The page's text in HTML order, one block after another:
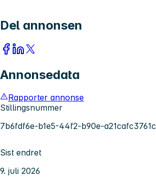
Del annonsen
Annonsedata
Rapporter annonse
Stillingsnummer
7b6fdf6e-b1e5-44f2-b90e-a21cafc3761c
Sist endret
9. juli 2026